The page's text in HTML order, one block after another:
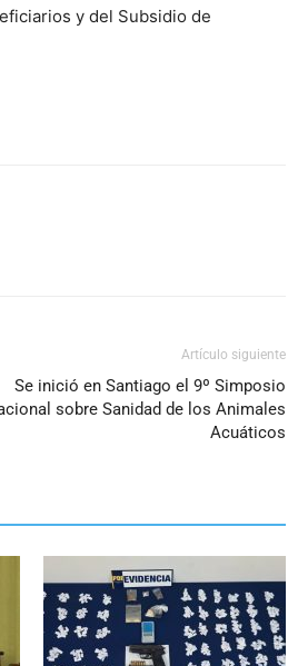
y del Subsidio de
Artículo siguiente
Se inició en Santiago el 9º Simposio
sobre Sanidad de los Animales
Acuáticos